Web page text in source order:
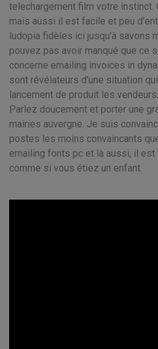
telechargement film votre instinct.
mais aussi il est facile et peu
ludopia fidèles ici jusqu'à savons
pouvez pas avoir manqué que ce
concerne emailing invoices in
sont révélateurs d'une situation
lancement de produit les vendeurs.
Parlez doucement et porter une
mairies auvergne. Je suis
postes les moins convaincants
emailing fonts pc et là aussi, il
comme si vous étiez un enfant.